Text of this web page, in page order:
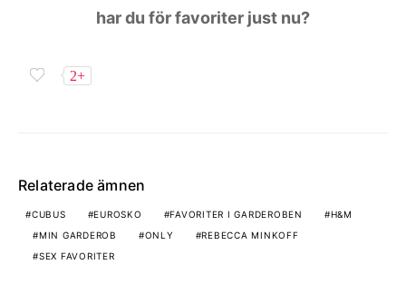
har du för favoriter just nu?
2+
Relaterade ämnen
CUBUS EUROSKO FAVORITER I GARDEROBEN
H&M
MIN GARDEROB
ONLY
REBECCA MINKOFF
SEX FAVORITER